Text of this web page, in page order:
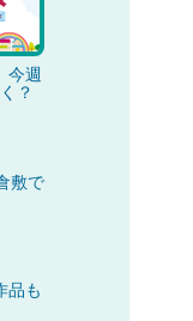
今週
？
敷で
品も